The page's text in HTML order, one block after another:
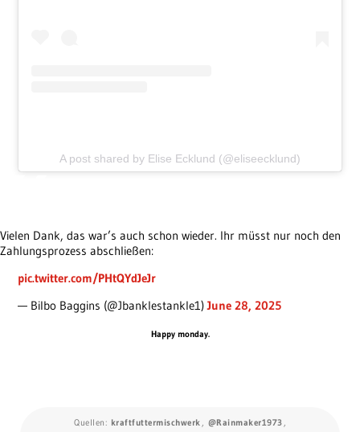
A post shared by Elise Ecklund (@eliseecklund)
Vielen Dank, das war’s auch schon wieder. Ihr müsst nur noch den
Zahlungsprozess abschließen:
pic.twitter.com/PHtQYdJeJr
— Bilbo Baggins (@Jbanklestankle1)June 28, 2025
Happy monday.
Quellen: kraftfuttermischwerk , @Rainmaker1973 ,